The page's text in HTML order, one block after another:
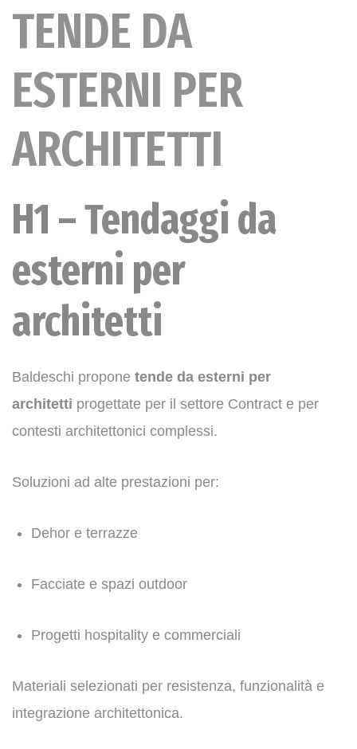
TENDE DA
ESTERNI PER
ARCHITETTI
H1 – Tendaggi da
esterni per
architetti
Baldeschi propone tende da esterni per
architetti progettate per il settore Contract e per
contesti architettonici complessi.
Soluzioni ad alte prestazioni per:
Dehor e terrazze
Facciate e spazi outdoor
Progetti hospitality e commerciali
Materiali selezionati per resistenza, funzionalità e
integrazione architettonica.